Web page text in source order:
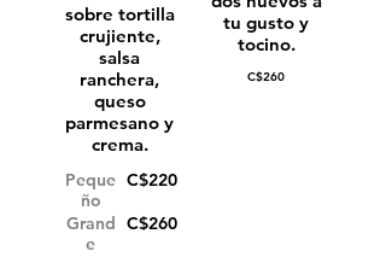
sobre tortilla
crujiente,
salsa
ranchera,
queso
parmesano y
crema.
Peque
ño
C$220
Grand
e
C$260
tu gusto y
tocino.
C$260